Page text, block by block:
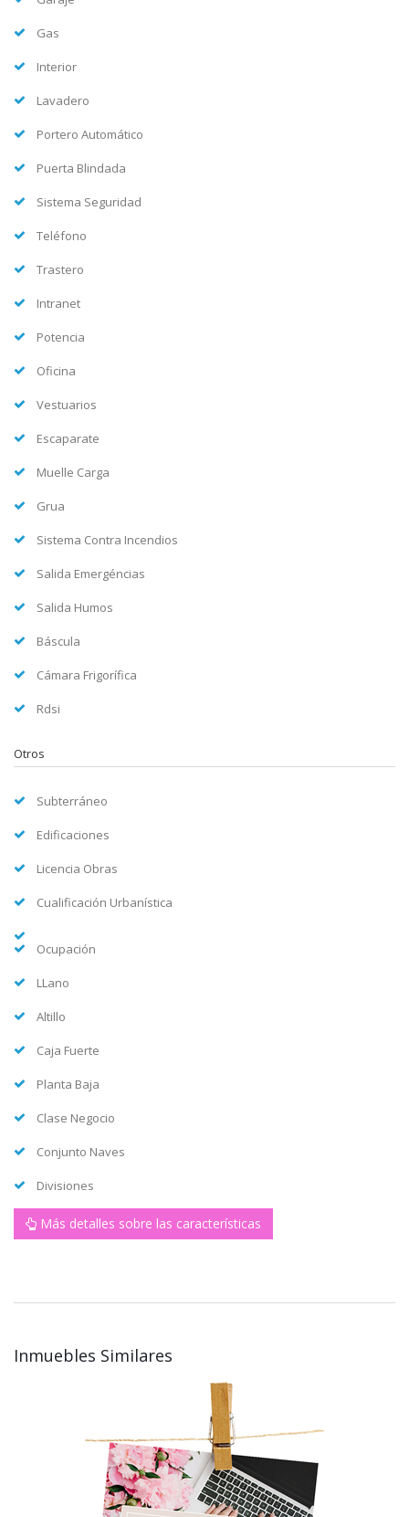
Gas
Interior
Lavadero
Portero Automático
Puerta Blindada
Sistema Seguridad
Teléfono
Trastero
Intranet
Potencia
Oficina
Vestuarios
Escaparate
Muelle Carga
Grua
Sistema Contra Incendios
Salida Emergéncias
Salida Humos
Báscula
Cámara Frigorífica
Rdsi
Otros
Subterráneo
Edificaciones
Licencia Obras
Cualificación Urbanística
Ocupación
LLano
Altillo
Caja Fuerte
Planta Baja
Clase Negocio
Conjunto Naves
Divisiones
Más detalles sobre las características
Inmuebles Similares